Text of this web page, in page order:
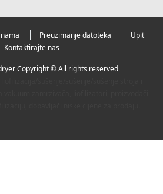
Preuzimanje datoteka
Upit
Kontaktirajte nas
Copyright © All rights reserved